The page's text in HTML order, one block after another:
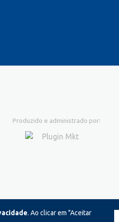
. Ao clicar em "Aceitar
Produzido e administrado por: